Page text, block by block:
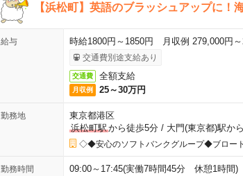
【浜松町】英語のブラッシュアップに！
給与 時給1800円～1850円 月収例 279,000円
交通費別途支給あり
交通費 全額支給
月収例 25～30万円
勤務地
東京都港区
浜松町駅から徒歩5分/ 大門(東京都)駅か
◇◆安心のソフトバンクグループ◆ブロー
勤務時間 09:00～17:45(実働7時間45分 休憩1時間)